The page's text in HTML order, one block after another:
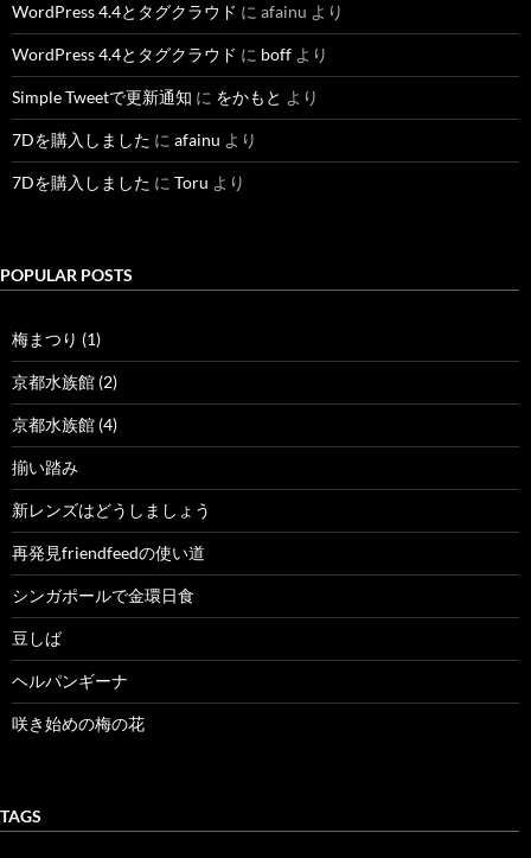
WordPress 4.4とタグクラウド に afainu より
WordPress 4.4とタグクラウド に boff より
Simple Tweetで更新通知 に をかもと より
7Dを購入しました に afainu より
7Dを購入しました に Toru より
POPULAR POSTS
梅まつり (1)
京都水族館 (2)
京都水族館 (4)
揃い踏み
新レンズはどうしましょう
再発見friendfeedの使い道
シンガポールで金環日食
豆しば
ヘルパンギーナ
咲き始めの梅の花
TAGS